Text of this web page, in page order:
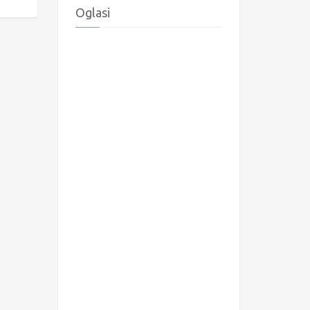
Oglasi